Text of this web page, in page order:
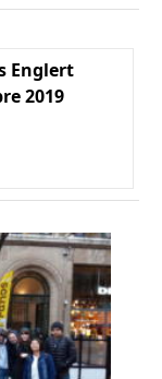
Englert
2019